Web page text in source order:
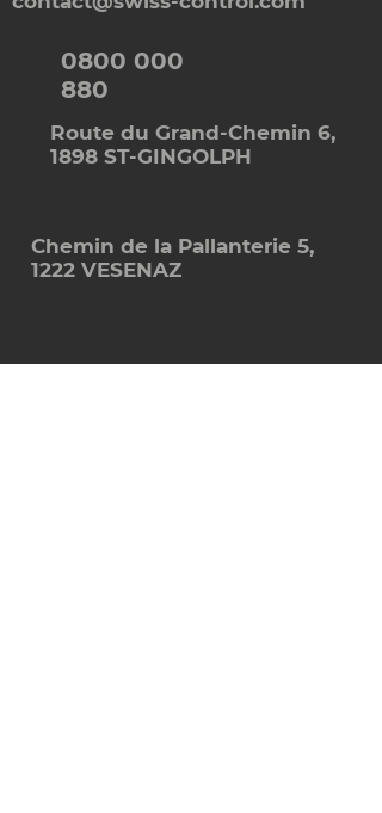
0800 000
880
Route du Grand-Chemin 6,
1898 ST-GINGOLPH
Chemin de la Pallanterie 5,
1222 VESENAZ